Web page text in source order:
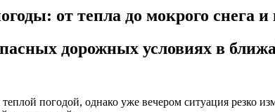
от тепла до мокрого снега и
дорожных условиях в
погодой, однако уже вечером ситуация резко